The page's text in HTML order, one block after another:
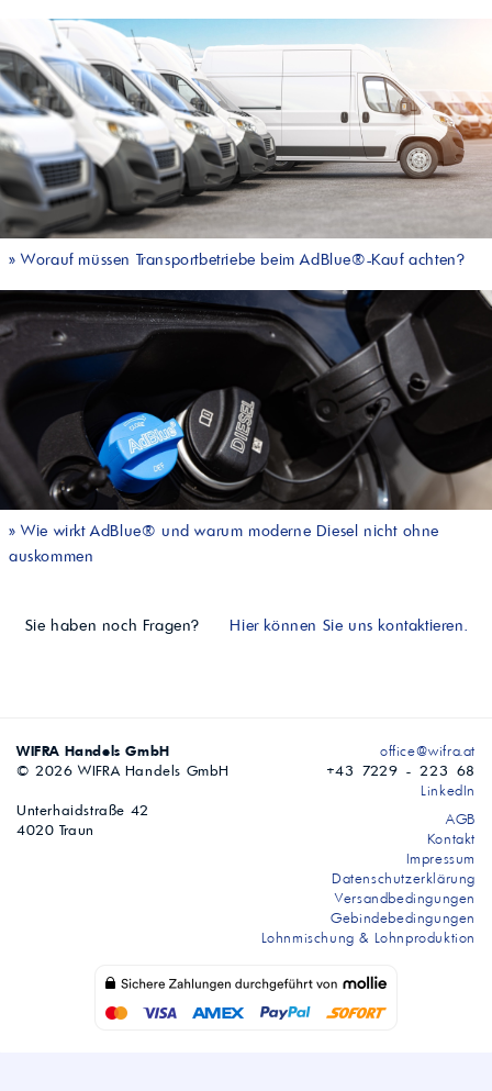
» Worauf müssen Transportbetriebe beim AdBlue®-Kauf achten?
» Wie wirkt AdBlue® und warum moderne Diesel nicht ohne
auskommen
Sie haben noch Fragen? Hier können Sie uns kontaktieren.
WIFRA Handels GmbH
© 2026 WIFRA Handels GmbH
Unterhaidstraße 42
4020 Traun
office@wifra.at
+43 7229 - 223 68
LinkedIn
AGB
Kontakt
Impressum
Datenschutzerklärung
Versandbedingungen
Gebindebedingungen
Lohnmischung & Lohnproduktion